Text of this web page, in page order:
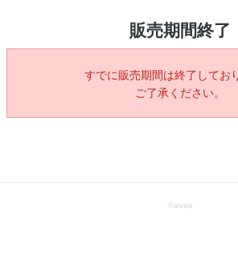
販売期間終了
すでに販売期間は終了してお
ご了承ください。
© avex